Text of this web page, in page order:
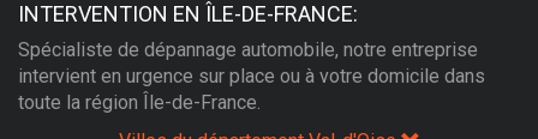
INTERVENTION EN ÎLE-DE-FRANCE:
Spécialiste de dépannage automobile, notre entreprise
intervient en urgence sur place ou à votre domicile dans
toute la région Île-de-France.